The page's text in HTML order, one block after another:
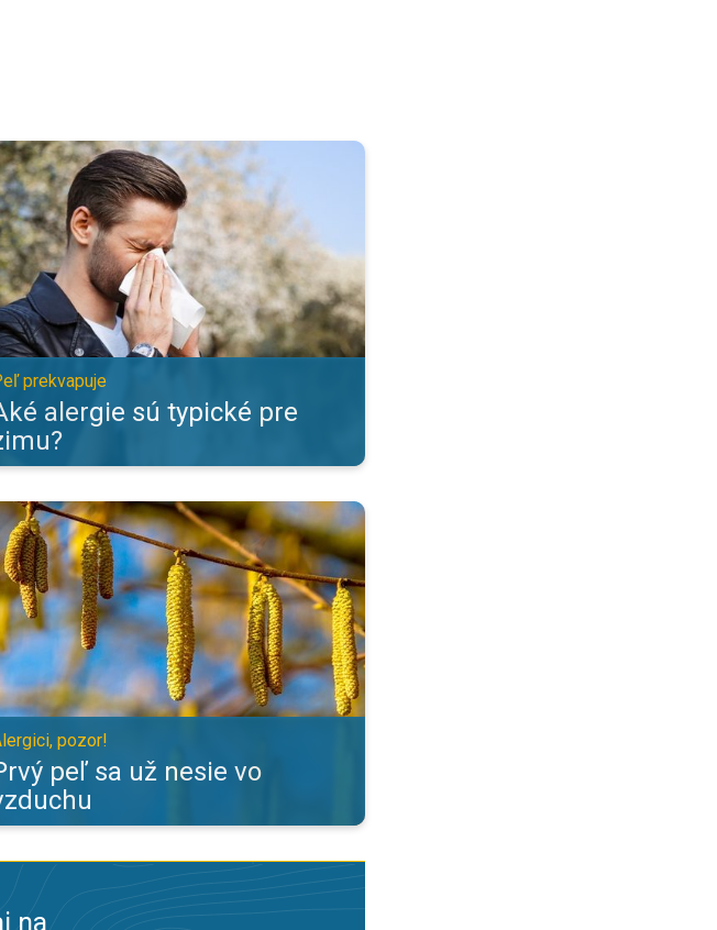
alergie sú typické pre zimu?. Peľ prekvapuje. . .
prekvapuje
alergie sú typické pre
peľ sa už nesie vo vzduchu. Alergici, pozor!. . .
pozor!
peľ sa už nesie vo
na